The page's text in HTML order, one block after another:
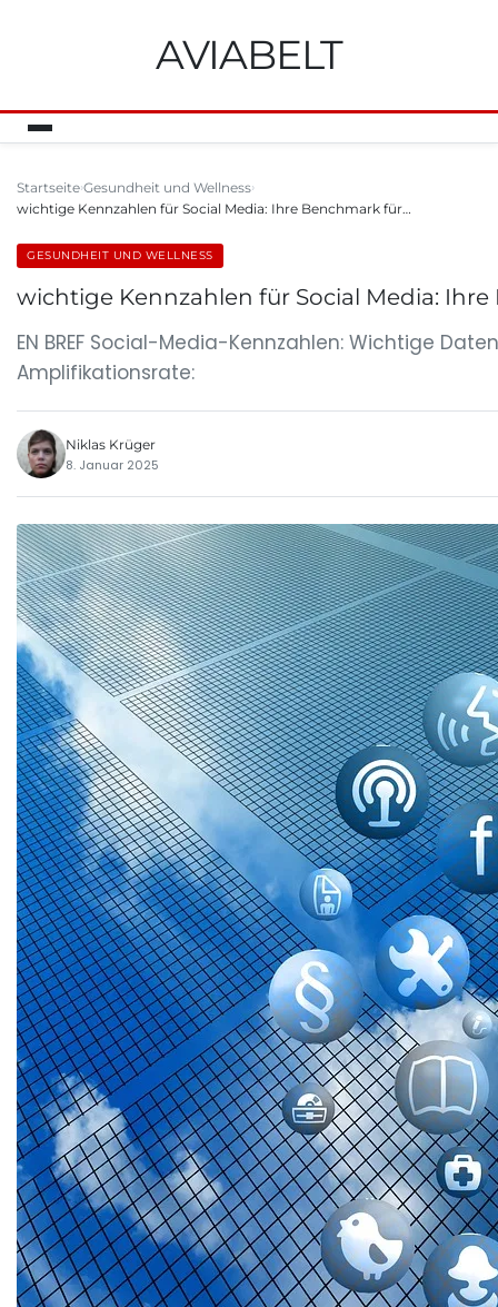
AVIABELT
Startseite Gesundheit und Wellness
wichtige Kennzahlen für Social Media: Ihre Benchmark für…
GESUNDHEIT UND WELLNESS
wichtige Kennzahlen für Social Media:
EN BREF Social-Media-Kennzahlen: Wichtige
Amplifikationsrate:
Niklas Krüger
8. Januar 2025